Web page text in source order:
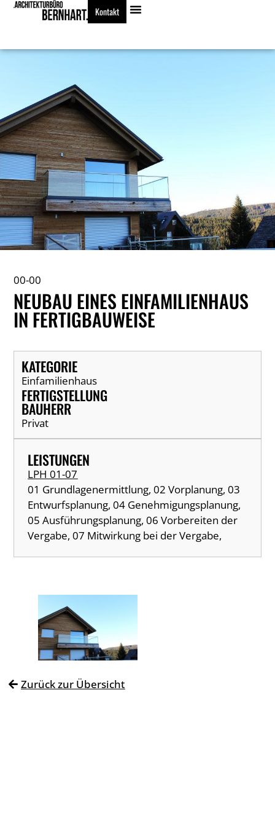
Kontakt
00-00
NEUBAU EINES EINFAMILIENHAUS
IN FERTIGBAUWEISE
KATEGORIE
Einfamilienhaus
FERTIGSTELLUNG
BAUHERR
Privat
LEISTUNGEN
LPH 01-07
01 Grundlagenermittlung, 02 Vorplanung, 03
Entwurfsplanung, 04 Genehmigungsplanung,
05 Ausführungsplanung, 06 Vorbereiten der
Vergabe, 07 Mitwirkung bei der Vergabe,
Zurück zur Übersicht